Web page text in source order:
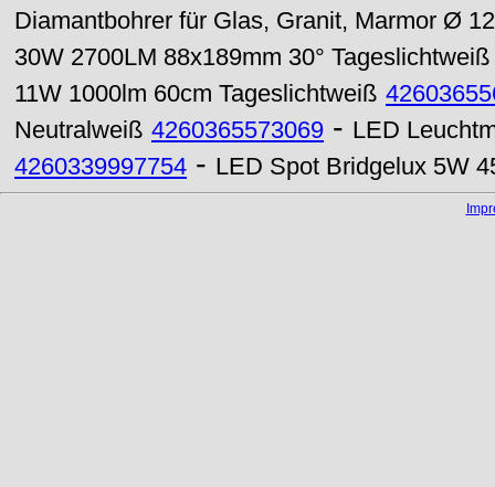
Diamantbohrer für Glas, Granit, Marmor Ø
30W 2700LM 88x189mm 30° Tageslichtweiß
11W 1000lm 60cm Tageslichtweiß
Neutralweiß 4260365573069 - LED
4260339997754 - LED Spot Bridgelux 5W